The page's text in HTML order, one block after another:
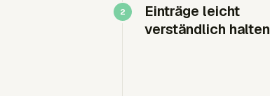
Einträge leicht
verständlich halten